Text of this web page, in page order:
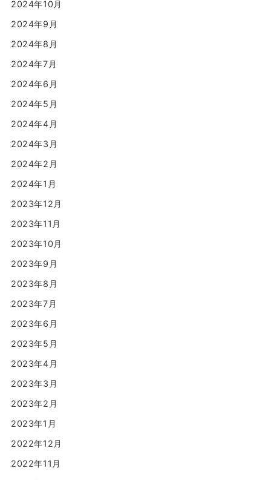
2024年10月
2024年9月
2024年8月
2024年7月
2024年6月
2024年5月
2024年4月
2024年3月
2024年2月
2024年1月
2023年12月
2023年11月
2023年10月
2023年9月
2023年8月
2023年7月
2023年6月
2023年5月
2023年4月
2023年3月
2023年2月
2023年1月
2022年12月
2022年11月